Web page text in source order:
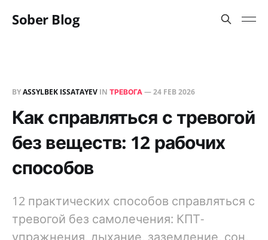
Sober Blog
BYASSYLBEK ISSATAYEV IN ТРЕВОГА—24 FEB 2026
Как справляться с тревогой
без веществ: 12 рабочих
способов
12 практических способов справляться с
тревогой без самолечения: КПТ-
упражнения, дыхание, заземление, сон,